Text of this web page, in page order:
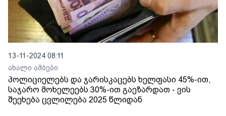
13-11-2024 08:11
ახალი ამბები
პოლიციელებს და ჯარისკაცებს ხელფასი 45%-ით,
საჯარო მოხელეებს 30%-ით გაეზარდათ - ვის
შეეხება ცვლილება 2025 წლიდან